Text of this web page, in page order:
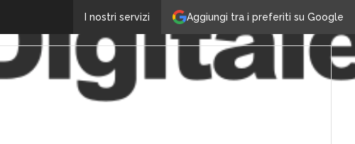
Aggiungi tra i preferiti su Google
I nostri servizi